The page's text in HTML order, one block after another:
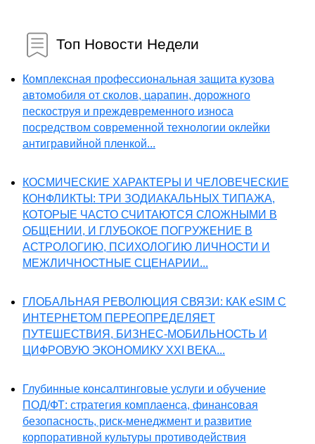
Топ Новости Недели
Комплексная профессиональная защита кузова
автомобиля от сколов, царапин, дорожного
пескоструя и преждевременного износа
посредством современной технологии оклейки
антигравийной пленкой...
КОСМИЧЕСКИЕ ХАРАКТЕРЫ И ЧЕЛОВЕЧЕСКИЕ
КОНФЛИКТЫ: ТРИ ЗОДИАКАЛЬНЫХ ТИПАЖА,
КОТОРЫЕ ЧАСТО СЧИТАЮТСЯ СЛОЖНЫМИ В
ОБЩЕНИИ, И ГЛУБОКОЕ ПОГРУЖЕНИЕ В
АСТРОЛОГИЮ, ПСИХОЛОГИЮ ЛИЧНОСТИ И
МЕЖЛИЧНОСТНЫЕ СЦЕНАРИИ...
ГЛОБАЛЬНАЯ РЕВОЛЮЦИЯ СВЯЗИ: КАК eSIM С
ИНТЕРНЕТОМ ПЕРЕОПРЕДЕЛЯЕТ
ПУТЕШЕСТВИЯ, БИЗНЕС-МОБИЛЬНОСТЬ И
ЦИФРОВУЮ ЭКОНОМИКУ XXI ВЕКА...
Глубинные консалтинговые услуги и обучение
ПОД/ФТ: стратегия комплаенса, финансовая
безопасность, риск-менеджмент и развитие
корпоративной культуры противодействия